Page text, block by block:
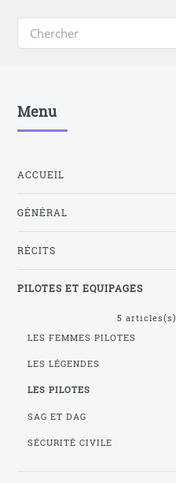
Menu
ACCUEIL
GÉNÉRAL
RÉCITS
PILOTES ET EQUIPAGES
5 articles(s)
LES FEMMES PILOTES
LES LÉGENDES
LES PILOTES
SAG ET DAG
SÉCURITÉ CIVILE